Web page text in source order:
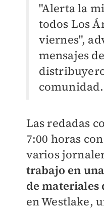
"Alerta la
todos Los
viernes",
mensajes
comunidad.
Las redadas
7:00 horas
varios
trabajo en
de
en Westlake,